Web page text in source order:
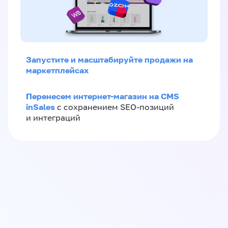
Запустите и масштабируйте продажи на
маркетплейсах
Перенесем интернет-магазин на CMS
inSales с сохранением SEO-позиций
и интеграций